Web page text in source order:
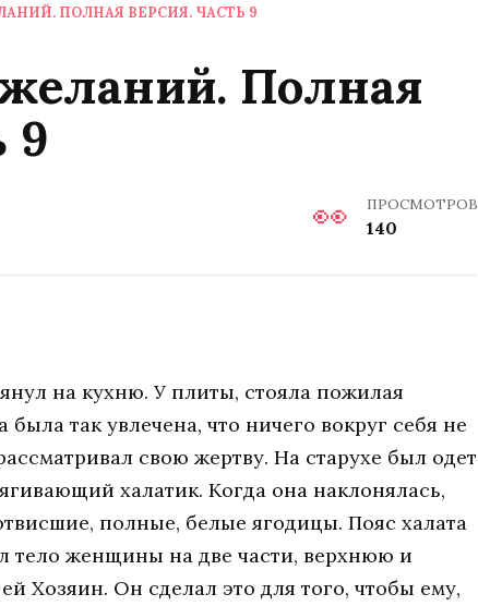
ПОЛНАЯ ВЕРСИЯ. ЧАСТЬ 9
Полная
9
ПРОСМОТРОВ
140
на кухню. У плиты, стояла пожилая
так увлечена, что ничего вокруг себя не
свою жертву. На старухе был одет
халатик. Когда она наклонялась,
полные, белые ягодицы. Пояс халата
тело женщины на две части, верхнюю и
Хозяин. Он сделал это для того, чтобы ему,